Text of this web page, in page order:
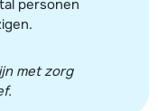
personen
met zorg